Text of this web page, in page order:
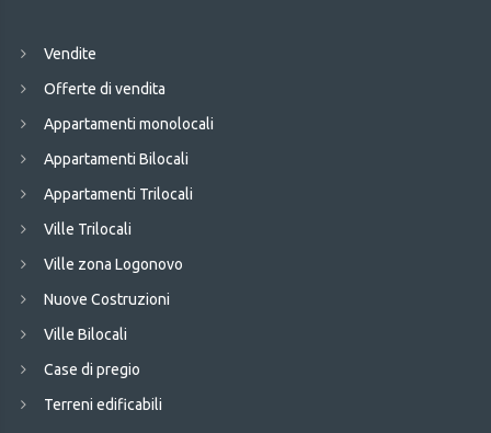
Vendite
Offerte di vendita
Appartamenti monolocali
Appartamenti Bilocali
Appartamenti Trilocali
Ville Trilocali
Ville zona Logonovo
Nuove Costruzioni
Ville Bilocali
Case di pregio
Terreni edificabili